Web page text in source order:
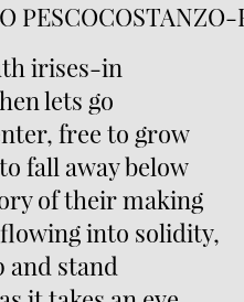
irises-in
lets go
free to grow
fall away below
of their making
into solidity,
and stand